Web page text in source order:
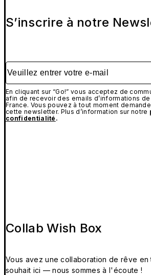
S’inscrire à notre
Veuillez entrer votre e-mail
En cliquant sur “Go!” vous acceptez de
afin de recevoir des emails d’informations de
France. Vous pouvez à tout moment
cette newsletter. Plus d’information sur notre
confidentialité .
Collab Wish Box
Vous avez une collaboration de rêve
souhait ici — nous sommes à l'écoute !